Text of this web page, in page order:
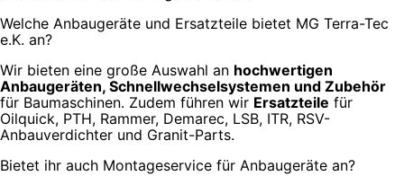
Welche Anbaugeräte und Ersatzteile bietet MG Terra-Tec
e.K. an?
Wir bieten eine große Auswahl an hochwertigen
Anbaugeräten, Schnellwechselsystemen und Zubehör
für Baumaschinen. Zudem führen wir Ersatzteile für
Oilquick, PTH, Rammer, Demarec, LSB, ITR, RSV-
Anbauverdichter und Granit-Parts.
Bietet ihr auch Montageservice für Anbaugeräte an?